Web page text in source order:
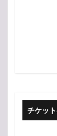
チケッ